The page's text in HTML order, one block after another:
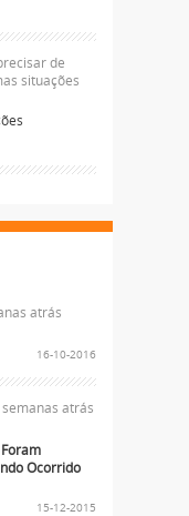
de
situações
atrás
16-10-2016
atrás
Ocorrido
15-12-2015